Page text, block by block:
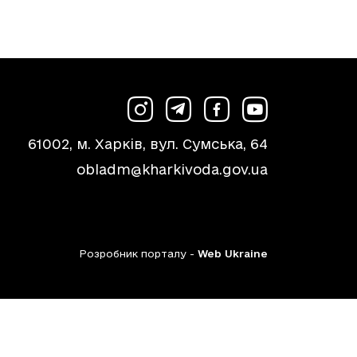
61002, м. Харків, вул. Сумська, 64
obladm@kharkivoda.gov.ua
Розробник порталу - Web Ukraine